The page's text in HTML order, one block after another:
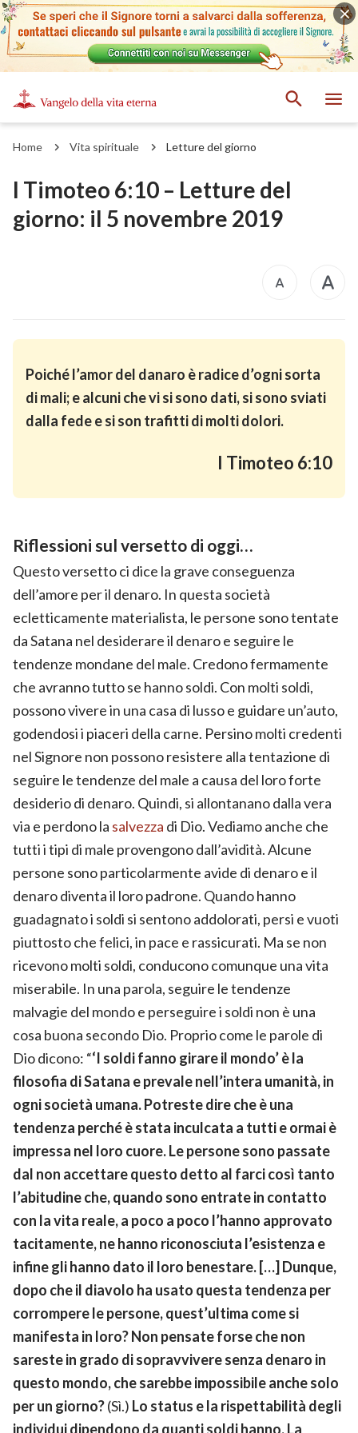
Home Vita spirituale Letture del giorno
I Timoteo 6:10 – Letture del
giorno: il 5 novembre 2019
Poiché l’amor del danaro è radice d’ogni sorta
di mali; e alcuni che vi si sono dati, si sono sviati
dalla fede e si son trafitti di molti dolori.
I Timoteo 6:10
Riflessioni sul versetto di oggi…
Questo versetto ci dice la grave conseguenza
dell’amore per il denaro. In questa società
ecletticamente materialista, le persone sono tentate
da Satana nel desiderare il denaro e seguire le
tendenze mondane del male. Credono fermamente
che avranno tutto se hanno soldi. Con molti soldi,
possono vivere in una casa di lusso e guidare un’auto,
godendosi i piaceri della carne. Persino molti credenti
nel Signore non possono resistere alla tentazione di
seguire le tendenze del male a causa del loro forte
desiderio di denaro. Quindi, si allontanano dalla vera
via e perdono la salvezza di Dio. Vediamo anche che
tutti i tipi di male provengono dall’avidità. Alcune
persone sono particolarmente avide di denaro e il
denaro diventa il loro padrone. Quando hanno
guadagnato i soldi si sentono addolorati, persi e vuoti
piuttosto che felici, in pace e rassicurati. Ma se non
ricevono molti soldi, conducono comunque una vita
miserabile. In una parola, seguire le tendenze
malvagie del mondo e perseguire i soldi non è una
cosa buona secondo Dio. Proprio come le parole di
Dio dicono: “‘I soldi fanno girare il mondo’ è la
filosofia di Satana e prevale nell’intera umanità, in
ogni società umana. Potreste dire che è una
tendenza perché è stata inculcata a tutti e ormai è
impressa nel loro cuore. Le persone sono passate
dal non accettare questo detto al farci così tanto
l’abitudine che, quando sono entrate in contatto
con la vita reale, a poco a poco l’hanno approvato
tacitamente, ne hanno riconosciuta l’esistenza e
infine gli hanno dato il loro benestare. […] Dunque,
dopo che il diavolo ha usato questa tendenza per
corrompere le persone, quest’ultima come si
manifesta in loro? Non pensate forse che non
sareste in grado di sopravvivere senza denaro in
questo mondo, che sarebbe impossibile anche solo
per un giorno?(Sì.) Lo status e la rispettabilità degli
individui dipendono da quanti soldi hanno. La